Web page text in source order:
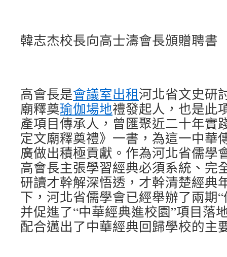
韓志杰校長向高士濤會長頒贈聘書
高會長是會議室出租河北省文史研
廟釋奠瑜伽場地禮發起人，也是此
產項目傳承人，曾匯聚近二十年實
定文廟釋奠禮》一書，為這一中華
廣做出積極貢獻。作為河北省儒學
高會長主張學習經典必須系統、完
研讀才幹解深悟透，才幹清楚經典
下，河北省儒學會已經舉辦了兩期
并促進了“中華經典進校園”項目落
配合邁出了中華經典回歸學校的主